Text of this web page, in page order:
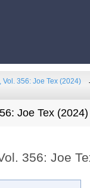
356: Joe Tex (2024)
Joe Tex (2024)
356: Joe